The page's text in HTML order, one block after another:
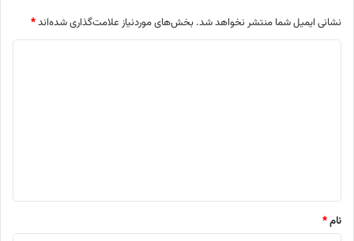
نشانی ایمیل شما منتشر نخواهد شد. بخش‌های موردنیاز علامت‌گذاری شده‌اند*
نام*